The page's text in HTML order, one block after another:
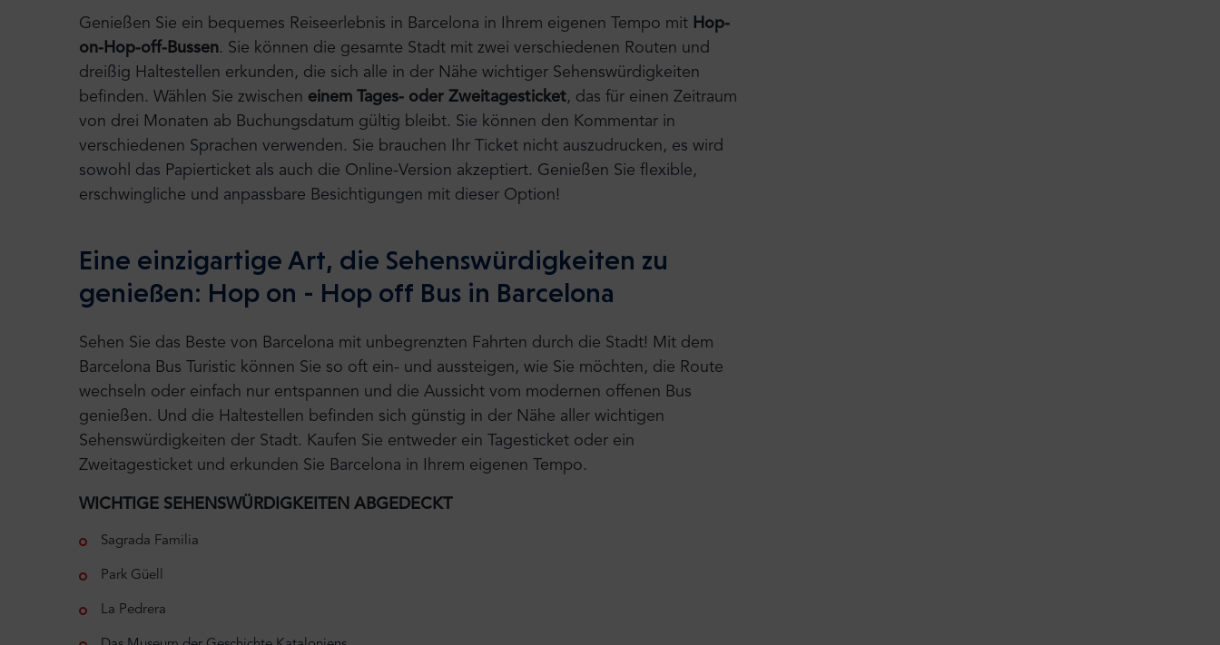
Genießen Sie ein bequemes Reiseerlebnis in Barcelona in Ihrem eigenen Tempo mit Hop-
on-Hop-off-Bussen. Sie können die gesamte Stadt mit zwei verschiedenen Routen und
dreißig Haltestellen erkunden, die sich alle in der Nähe wichtiger Sehenswürdigkeiten
befinden. Wählen Sie zwischen einem Tages- oder Zweitagesticket, das für einen Zeitraum
von drei Monaten ab Buchungsdatum gültig bleibt. Sie können den Kommentar in
verschiedenen Sprachen verwenden. Sie brauchen Ihr Ticket nicht auszudrucken, es wird
sowohl das Papierticket als auch die Online-Version akzeptiert. Genießen Sie flexible,
erschwingliche und anpassbare Besichtigungen mit dieser Option!
Eine einzigartige Art, die Sehenswürdigkeiten zu
genießen: Hop on - Hop off Bus in Barcelona
Sehen Sie das Beste von Barcelona mit unbegrenzten Fahrten durch die Stadt! Mit dem
Barcelona Bus Turistic können Sie so oft ein- und aussteigen, wie Sie möchten, die Route
wechseln oder einfach nur entspannen und die Aussicht vom modernen offenen Bus
genießen. Und die Haltestellen befinden sich günstig in der Nähe aller wichtigen
Sehenswürdigkeiten der Stadt. Kaufen Sie entweder ein Tagesticket oder ein
Zweitagesticket und erkunden Sie Barcelona in Ihrem eigenen Tempo.
WICHTIGE SEHENSWÜRDIGKEITEN ABGEDECKT
Sagrada Familia
Park Güell
La Pedrera